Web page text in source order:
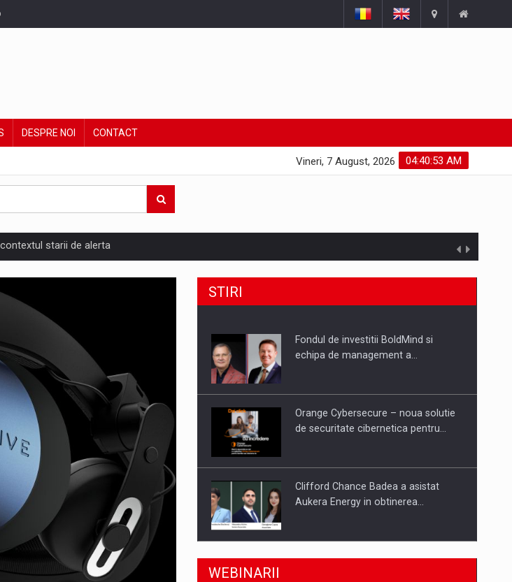
DESPRE NOI CONTACT
04:40:54 AM
Vineri, 7 August, 2026
starii de alerta
Evolution
ambalajele pot risca retragerea produselor din piata
BUSINESS SCENE
IN ROMANIA
– peste 500 de participanti
pietei de transport paletizat din Romania, preiau compania intr-o tranzactie de peste 25…
STIRI
Fondul de investitii BoldMind si
echipa de management a…
Orange Cybersecure – noua solutie
de securitate cibernetica pentru…
Clifford Chance Badea a asistat
Aukera Energy in obtinerea…
SAPTE PERSONALITATI DIN MEDIUL
WEBINARII